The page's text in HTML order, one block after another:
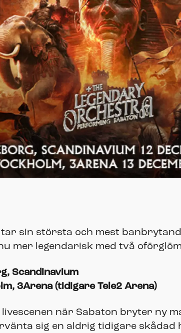
sin största och mest
mer legendarisk med två
Scandinavium
3Arena (tidigare Tele2 Arena)
när Sabaton bryter ny
sig en aldrig tidigare skådad